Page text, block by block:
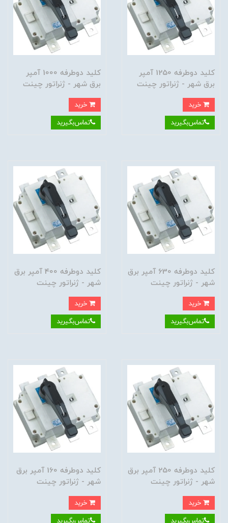
کلید دوطرفه 1250 آمپر
برق شهر - ژنراتور چینت
خرید
تماس‌بگیرید
کلید دوطرفه 1000 آمپر
برق شهر - ژنراتور چینت
خرید
تماس‌بگیرید
کلید دوطرفه 630 آمپر برق
شهر - ژنراتور چینت
خرید
تماس‌بگیرید
کلید دوطرفه 400 آمپر برق
شهر - ژنراتور چینت
خرید
تماس‌بگیرید
کلید دوطرفه 250 آمپر برق
شهر - ژنراتور چینت
خرید
تماس‌بگیرید
کلید دوطرفه 160 آمپر برق
شهر - ژنراتور چینت
خرید
تماس‌بگیرید